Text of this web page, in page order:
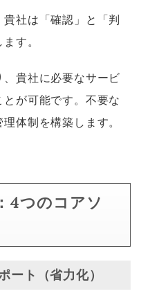
社は「確認」と「判
す。
貴社に必要なサービ
が可能です。不要な
体制を構築します。
4つのコアソ
ト（省力化）